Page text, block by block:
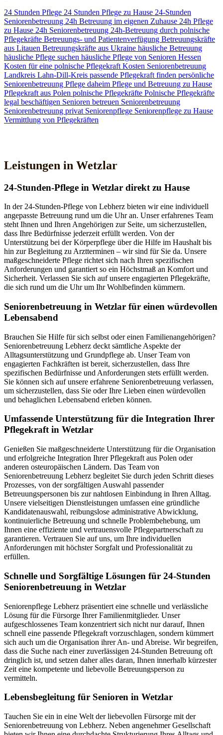
24 Stunden Pflege 24 Stunden Pflege zu Hause 24-Stunden
Seniorenbetreuung 24h Betreuung im eigenen Zuhause 24h Pflege
zu Hause 24h Seniorenbetreuung 24h-Betreuung durch polnische
Pflegekräfte Betreuungs- und Patientenverfügung Betreuungskräfte
aus Litauen Betreuungskräfte aus Ukraine häusliche Betreuung
häusliche Pflege suchen häusliche Pflege von Senioren Hessen
Kosten für eine polnische Pflegekraft Kosten Seniorenbetreuung
Landkreis Lahn-Dill-Kreis passende Pflegekraft finden persönliche
Seniorenbetreuung Pflege daheim Pflege und Betreuung zu Hause
Pflegekraft aus Polen polnische Pflegekräfte Polnische Pflegekräfte
legal beschäftigen Senioren betreuen Seniorenbetreuung
Seniorenbetreuung privat Seniorenpflege Seniorenpflege zu Hause
Vermittlung von Pflegekräften
Leistungen in Wetzlar
24-Stunden-Pflege in Wetzlar direkt zu Hause
In der 24-Stunden-Pflege von Lebherz bieten wir eine individuell
angepasste Betreuung rund um die Uhr an. Unser erfahrenes Team
steht Ihnen und Ihren Angehörigen zur Seite, um sicherzustellen,
dass Ihre Bedürfnisse jederzeit erfüllt werden. Von der
Unterstützung bei der Körperpflege über die Hilfe im Haushalt bis
hin zur Begleitung zu Arztterminen – wir sind für Sie da. Unsere
maßgeschneiderte Pflege richtet sich nach Ihren spezifischen
Anforderungen und garantiert so ein Höchstmaß an Komfort und
Sicherheit. Verlassen Sie sich auf unsere engagierten Pflegekräfte,
die sich rund um die Uhr um Ihr Wohlbefinden kümmern.
Senioren­betreuung in Wetzlar für einen würdevollen
Lebensabend
Brauchen Sie Hilfe für sich selbst oder einen Familienangehörigen?
Seniorenbetreuung Lebherz deckt sämtliche Aspekte der
Alltagsunterstützung und Grundpflege ab. Unser Team von
engagierten Fachkräften ist bereit, sicherzustellen, dass Ihre
spezifischen Bedürfnisse und Anforderungen stets erfüllt werden.
Sie können sich auf unsere erfahrene Seniorenbetreuung verlassen,
um sicherzustellen, dass Sie oder Ihre Lieben einen würdevollen
und behaglichen Lebensabend erleben können.
Umfassende Unterstützung für die Integration Ihrer
Pflegekraft in Wetzlar
Genießen Sie maßgeschneiderte Unterstützung für die Organisation
und erfolgreiche Integration Ihrer Pflegekraft aus Polen oder
anderen osteuropäischen Ländern. Das Team von
Seniorenbetreuung Lebherz begleitet Sie durch jeden Schritt dieses
Prozesses, von der sorgfältigen Auswahl passender
Betreuungspersonen bis zur nahtlosen Einbindung in Ihren Alltag.
Unsere vielseitigen Dienstleistungen umfassen eine gründliche
Kandidatenauswahl, reibungslose administrative Abwicklung,
kontinuierliche Betreuung und schnelle Problembehebung, um
Ihnen eine effiziente und vertrauensvolle Pflegepartnerschaft zu
garantieren. Vertrauen Sie auf uns, um Ihre individuellen
Anforderungen mit höchster Sorgfalt und Professionalität zu
erfüllen.
Schnelle und Sorgfältige Lösungen für 24-Stunden
Seniorenbetreuung in Wetzlar
Seniorenpflege Lebherz präsentiert eine schnelle und verlässliche
Lösung für die Fürsorge Ihrer Familienmitglieder. Unser
aufgeschlossenes Team konzentriert sich nicht nur darauf, Ihnen
schnell eine passende Pflegekraft vorzuschlagen, sondern kümmert
sich auch um die Organisation ihrer An- und Abreise. Wir begreifen,
dass die Suche nach einer zuverlässigen 24-Stunden Betreuung oft
dringlich ist, und setzen daher alles daran, Ihnen innerhalb kürzester
Zeit eine kompetente und liebevolle Betreuungsperson zu
vermitteln.
Lebensbegleitung für Senioren in Wetzlar
Tauchen Sie ein in eine Welt der liebevollen Fürsorge mit der
Seniorenbetreuung von Lebherz. Neben angenehmer Gesellschaft